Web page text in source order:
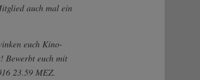
auch mal ein
euch Kino-
Bewerbt euch mit
23.59 MEZ.